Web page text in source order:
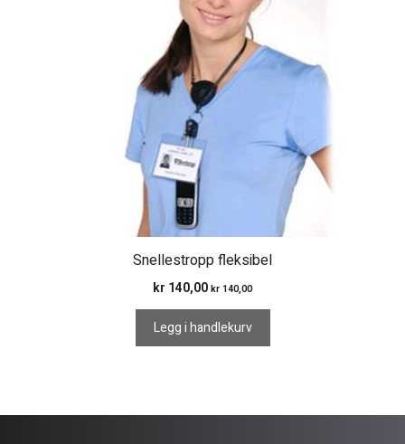
Snellestropp fleksibel
kr 140,00 kr 140,00
Legg i handlekurv